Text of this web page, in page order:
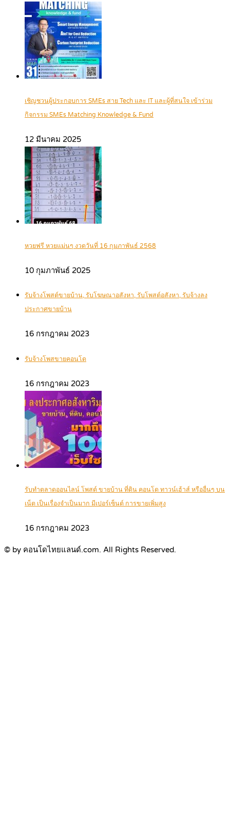
เชิญชวนผู้ประกอบการ SMEs สาย Tech และ IT และผู้ที่สนใจ เข้าร่วม
กิจกรรม SMEs Matching Knowledge & Fund
12 มีนาคม 2025
หวยฟรี หวยแม่นๆ งวดวันที่ 16 กุมภาพันธ์ 2568
10 กุมภาพันธ์ 2025
รับจ้างโพสต์ขายบ้าน, รับโฆษณาอสังหา, รับโพสต์อสังหา, รับจ้างลง
ประกาศขายบ้าน
16 กรกฎาคม 2023
รับจ้างโพสขายคอนโด
16 กรกฎาคม 2023
รับทำตลาดออนไลน์ โพสต์ ขายบ้าน ที่ดิน คอนโด ทาวน์เฮ้าส์ หรืออื่นๆ บน
เน็ต เป็นเรื่องจำเป็นมาก มีเปอร์เซ็นต์ การขายเพิ่มสูง
16 กรกฎาคม 2023
© by คอนโดไทยแลนด์.com. All Rights Reserved.